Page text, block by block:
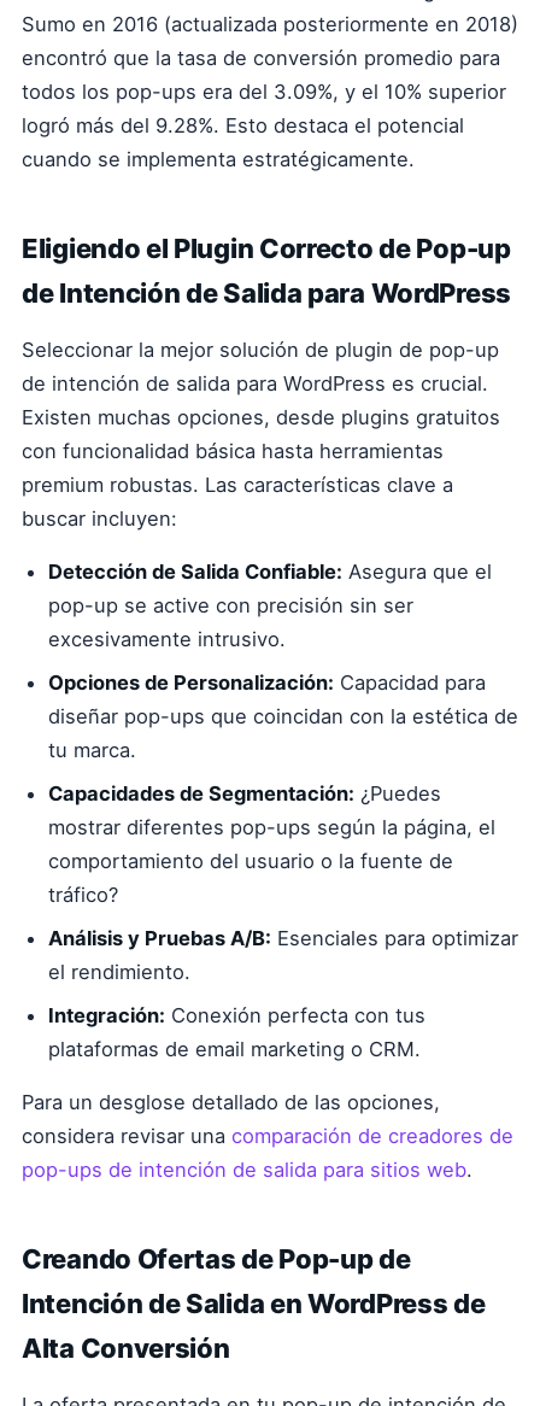
Sumo en 2016 (actualizada posteriormente en 2018)
encontró que la tasa de conversión promedio para
todos los pop-ups era del 3.09%, y el 10% superior
logró más del 9.28%. Esto destaca el potencial
cuando se implementa estratégicamente.
Eligiendo el Plugin Correcto de Pop-up
de Intención de Salida para WordPress
Seleccionar la mejor solución de plugin de pop-up
de intención de salida para WordPress es crucial.
Existen muchas opciones, desde plugins gratuitos
con funcionalidad básica hasta herramientas
premium robustas. Las características clave a
buscar incluyen:
Detección de Salida Confiable: Asegura que el
pop-up se active con precisión sin ser
excesivamente intrusivo.
Opciones de Personalización: Capacidad para
diseñar pop-ups que coincidan con la estética de
tu marca.
Capacidades de Segmentación: ¿Puedes
mostrar diferentes pop-ups según la página, el
comportamiento del usuario o la fuente de
tráfico?
Análisis y Pruebas A/B: Esenciales para optimizar
el rendimiento.
Integración: Conexión perfecta con tus
plataformas de email marketing o CRM.
Para un desglose detallado de las opciones,
considera revisar una comparación de creadores de
pop-ups de intención de salida para sitios web.
Creando Ofertas de Pop-up de
Intención de Salida en WordPress de
Alta Conversión